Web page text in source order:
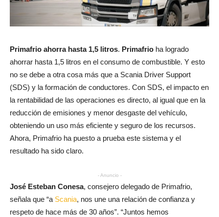
Primafrio ahorra hasta 1,5 litros. Primafrio ha logrado
ahorrar hasta 1,5 litros en el consumo de combustible. Y esto
no se debe a otra cosa más que a Scania Driver Support
(SDS) y la formación de conductores. Con SDS, el impacto en
la rentabilidad de las operaciones es directo, al igual que en la
reducción de emisiones y menor desgaste del vehículo,
obteniendo un uso más eficiente y seguro de los recursos.
Ahora, Primafrio ha puesto a prueba este sistema y el
resultado ha sido claro.
- Anuncio -
José Esteban Conesa, consejero delegado de Primafrio,
señala que “a Scania, nos une una relación de confianza y
respeto de hace más de 30 años”. “Juntos hemos